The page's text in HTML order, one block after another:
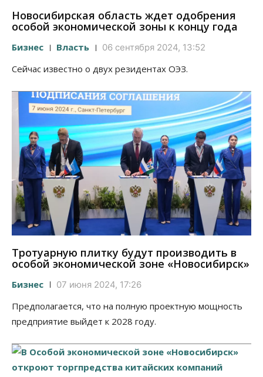
Новосибирская область ждет одобрения
особой экономической зоны к концу года
Бизнес Власть 06 сентября 2024, 13:52
Сейчас известно о двух резидентах ОЭЗ.
Тротуарную плитку будут производить в
особой экономической зоне «Новосибирск»
Бизнес 07 июня 2024, 17:26
Предполагается, что на полную проектную мощность
предприятие выйдет к 2028 году.